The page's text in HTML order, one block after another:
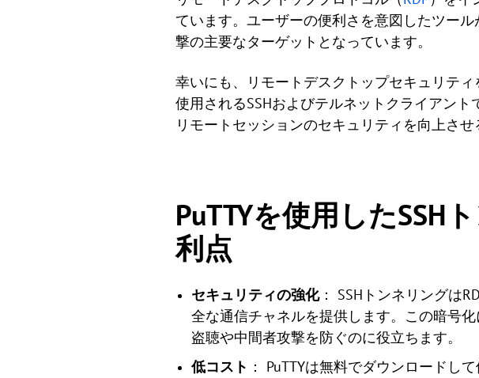
ています。ユーザーの便利さを意図したツー
撃の主要なターゲットとなっています。
幸いにも、リモートデスクトップセキュリテ
使用されるSSHおよびテルネットクライアント
リモートセッションのセキュリティを向上させ
PuTTYを使用したSSH
利点
セキュリティの強化： SSHトンネリングは
全な通信チャネルを提供します。この暗号
盗聴や中間者攻撃を防ぐのに役立ちます。
低コスト ： PuTTYは無料でダウンロードし